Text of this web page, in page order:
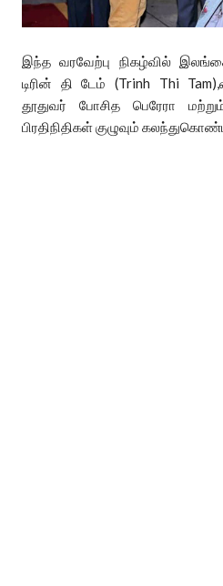
இந்த வரவேற்பு நிகழ்வில்
டிரின் தி டேம் (Trinh Thi
தூதுவர் போசித பெரேரா
பிரதிநிதிகள் குழுவும்